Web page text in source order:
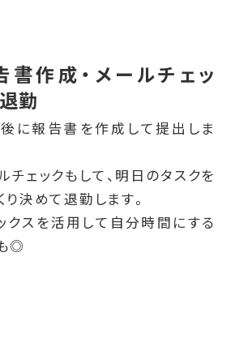
書作成・メールチェッ
勤
に報告書を作成して提出しま
チェックもして、明日のタスクを
り決めて退勤します。
クスを活用して自分時間にする
◎